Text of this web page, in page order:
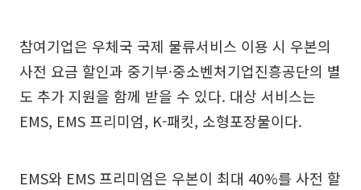
참여기업은 우체국 국제 물류서비스 이용 시 우본의
사전 요금 할인과 중기부·중소벤처기업진흥공단의 별
도 추가 지원을 함께 받을 수 있다. 대상 서비스는
EMS, EMS 프리미엄, K-패킷, 소형포장물이다.
EMS와 EMS 프리미엄은 우본이 최대 40%를 사전 할